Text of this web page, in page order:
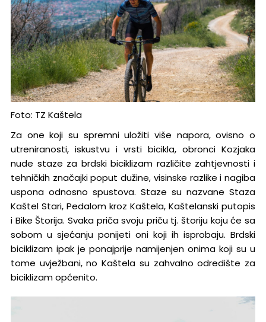
Foto: TZ Kaštela
Za one koji su spremni uložiti više napora, ovisno o
utreniranosti, iskustvu i vrsti bicikla, obronci Kozjaka
nude staze za brdski biciklizam različite zahtjevnosti i
tehničkih značajki poput dužine, visinske razlike i nagiba
uspona odnosno spustova. Staze su nazvane Staza
Kaštel Stari, Pedalom kroz Kaštela, Kaštelanski putopis
i Bike Štorija. Svaka priča svoju priču tj. štoriju koju će sa
sobom u sjećanju ponijeti oni koji ih isprobaju. Brdski
biciklizam ipak je ponajprije namijenjen onima koji su u
tome uvježbani, no Kaštela su zahvalno odredište za
biciklizam općenito.